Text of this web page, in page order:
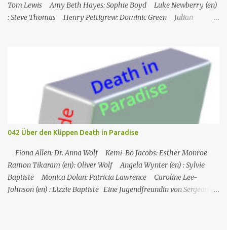
Tom Lewis Amy Beth Hayes: Sophie Boyd Luke Newberry (en)
: Steve Thomas Henry Pettigrew: Dominic Green Julian
seinem Boot aufgefunden. Der Verdacht fällt zunächst auf die
Touristen, die das Boot mit seinem Steuermann am Tag des
Mordes gemietet hatten, und dann auf eine Gruppe von Touristen,
die das Boot am nächsten Tag mieten sollten. Einziges Problem:
Die Verdächtigen sind nach England zurückgekehrt. Der
Kommandant beschließt daraufhin, sein Team (mit Ausnahme von
JP) nach London zu schicken, um die Ermittlungen mit Hilfe eines
Inspektors vor Ort, Chief Inspector Jack Mooney, fortzusetzen...
042 Über den Klippen Death in Paradise
Fiona Allen: Dr. Anna Wolf Kemi-Bo Jacobs: Esther Monroe
Ramon Tikaram (en): Oliver Wolf Angela Wynter (en) : Sylvie
Baptiste Monica Dolan: Patricia Lawrence Caroline Lee-
Johnson (en) : Lizzie Baptiste Eine Jugendfreundin von Sergeant